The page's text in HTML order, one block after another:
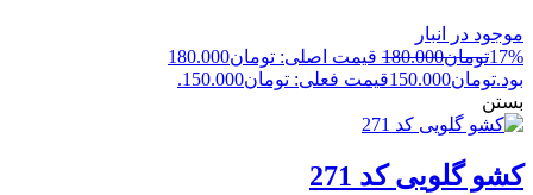
موجود در انبار
17%تومان180.000
قیمت اصلی: تومان180.000
بود.تومان150.000قیمت فعلی: تومان150.000.
بستن
کشو گلویی کد 271